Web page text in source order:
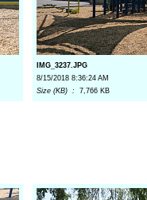
IMG_3237.JPG
8/15/2018 8:36:24 AM
Size (KB) : 7,766 KB